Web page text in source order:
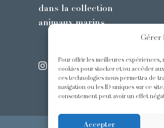
Gérer
Pour offrir les meilleures expériences,
cookies pour stocker et/ou accéder
ces technologies nous permettra de
navigation ou les ID uniques sur ce
consentement peut avoir un effet
Accepter
dans la collection
animaux marins
@odiot.paris @Odiot